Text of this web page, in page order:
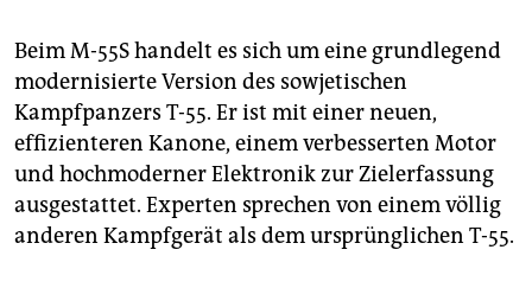
Beim M-55S handelt es sich um eine grundlegend
modernisierte Version des sowjetischen
Kampfpanzers T-55. Er ist mit einer neuen,
effizienteren Kanone, einem verbesserten Motor
und hochmoderner Elektronik zur Zielerfassung
ausgestattet. Experten sprechen von einem völlig
anderen Kampfgerät als dem ursprünglichen T-55.